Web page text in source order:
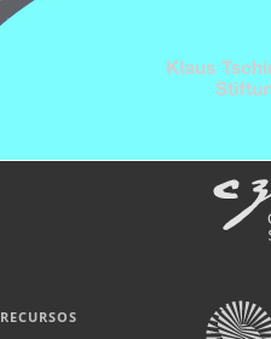
RECURSOS